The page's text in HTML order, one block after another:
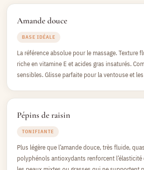
Amande douce
BASE IDÉALE
La référence absolue pour le massage. Texture
riche en vitamine E et acides gras insaturés.
sensibles. Glisse parfaite pour la ventouse et
Pépins de raisin
TONIFIANTE
Plus légère que l’amande douce, très fluide,
polyphénols antioxydants renforcent